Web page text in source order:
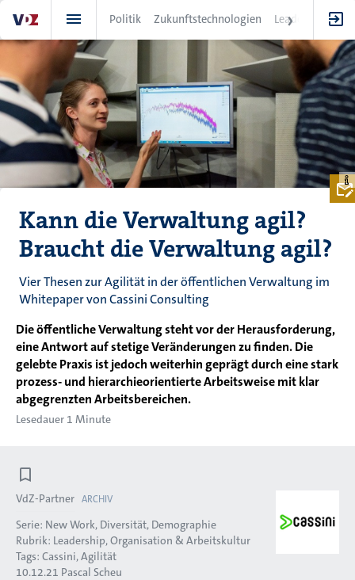
zum
Inhalt
Politik Zukunftstechnologien Leadership
Kann die Verwaltung agil?
Braucht die Verwaltung agil?
Vier Thesen zur Agilität in der öffentlichen Verwaltung im
Whitepaper von Cassini Consulting
Die öffentliche Verwaltung steht vor der Herausforderung,
eine Antwort auf stetige Veränderungen zu finden. Die
gelebte Praxis ist jedoch weiterhin geprägt durch eine stark
prozess- und hierarchieorientierte Arbeitsweise mit klar
abgegrenzten Arbeitsbereichen.
Lesedauer 1 Minute
VdZ-Partner ARCHIV
Serie: New Work, Diversität, Demographie
Rubrik: Leadership, Organisation & Arbeitskultur
Tags: Cassini Agilität
10.12.21 Pascal Scheu